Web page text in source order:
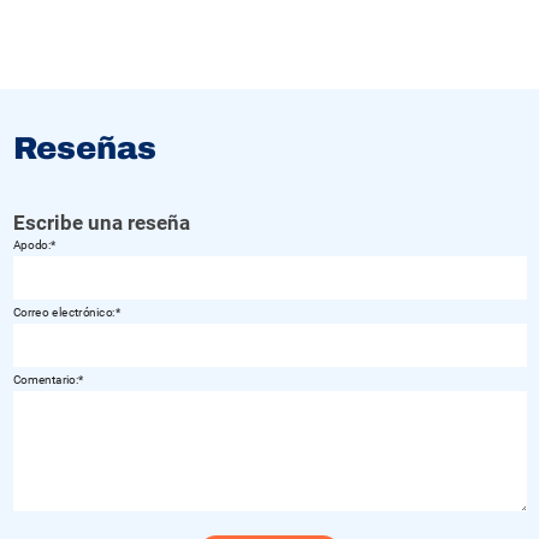
Reseñas
Escribe una reseña
Apodo:
Correo electrónico:
Comentario: